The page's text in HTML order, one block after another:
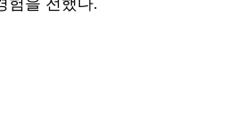
험을 전했다.